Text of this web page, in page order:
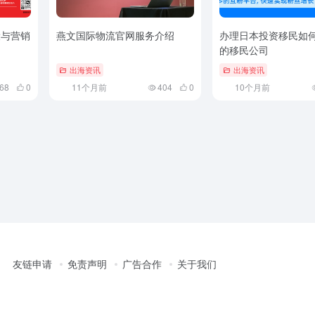
营销
0
燕文国际物流官网服务介绍
出海资讯
11个月前 404 0
办理日本投资移民如
的移民公司
出海资讯
10个月前
友链申请 免责声明 广告合作 关于我们